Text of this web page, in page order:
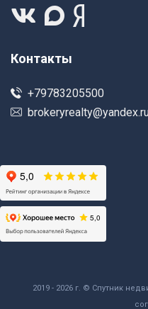
Контакты
+79783205500
2019 - 2026 г. © Спутник